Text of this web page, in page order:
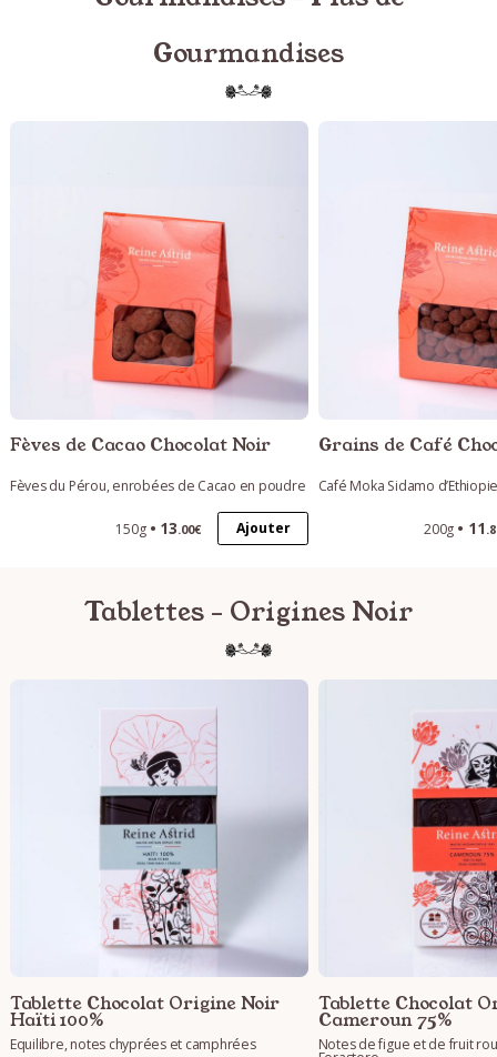
Gourmandises
Fèves de Cacao Chocolat Noir
Fèves du Pérou, enrobées de Cacao en poudre
150g 13.00€ Ajouter
Grains de Café
Café Moka Sidamo
200g 11
Tablettes - Origines Noir
Tablette Chocolat Origine Noir
Haïti 100%
Equilibre, notes chyprées et camphrées
Tablette Chocolat
Cameroun 75%
Notes de figue et de fruit